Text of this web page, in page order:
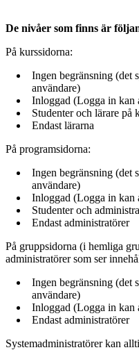
De nivåer som finns är
På kurssidorna:
Ingen begränsning (det
användare)
Inloggad (Logga in kan
Studenter och lärare på
Endast lärarna
På programsidorna:
Ingen begränsning (det
användare)
Inloggad (Logga in kan
Studenter och
Endast administratörer
På gruppsidorna (i hemliga
administratörer som ser
Ingen begränsning (det
användare)
Inloggad (Logga in kan
Endast administratörer
Systemadministratörer kan